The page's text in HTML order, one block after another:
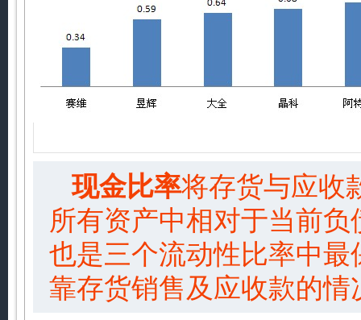
现金比率将存货与应收
所有资产中相对于当前
也是三个流动性比率中
靠存货销售及应收款的